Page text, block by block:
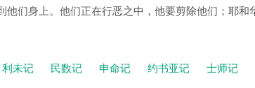
他们身上。他们正在行恶之中，他要剪除他们；耶
利未记 民数记 申命记 约书亚记 士师记